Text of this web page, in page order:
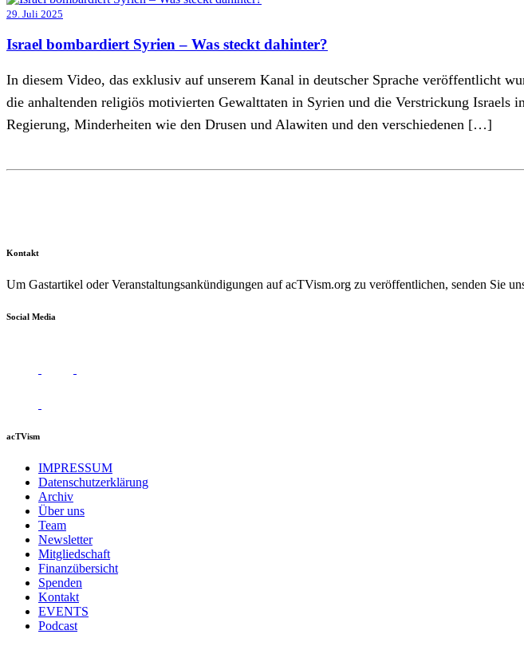
29. Juli 2025
Israel bombardiert Syrien – Was steckt dahinter?
In diesem Video, das exklusiv auf unserem Kanal in deutscher Sprache veröffentlicht
die anhaltenden religiös motivierten Gewalttaten in Syrien und die Verstrickung
Regierung, Minderheiten wie den Drusen und Alawiten und den verschiedenen […]
Kontakt
Um Gastartikel oder Veranstaltungsankündigungen auf acTVism.org zu veröffentlichen, senden Sie
Social Media
acTVism
IMPRESSUM
Datenschutzerklärung
Archiv
Über uns
Team
Newsletter
Mitgliedschaft
Finanzübersicht
Spenden
Kontakt
EVENTS
Podcast